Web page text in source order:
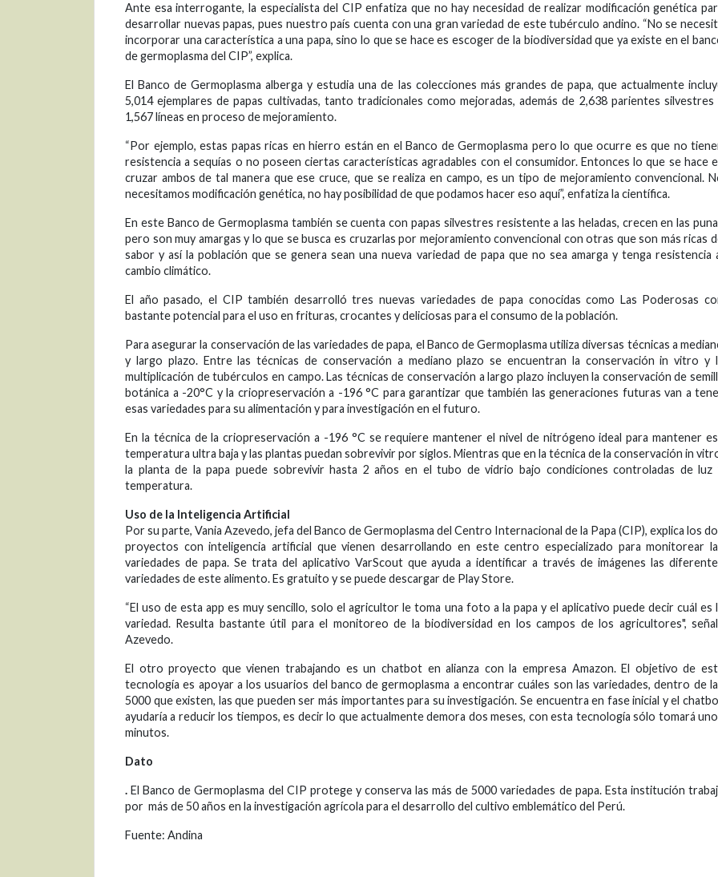
Ante esa interrogante, la especialista del CIP enfatiza que no hay necesidad de realizar modificación genética
desarrollar nuevas papas, pues nuestro país cuenta con una gran variedad de este tubérculo andino. “No se
incorporar una característica a una papa, sino lo que se hace es escoger de la biodiversidad que ya existe en el
de germoplasma del CIP”, explica.
El Banco de Germoplasma alberga y estudia una de las colecciones más grandes de papa, que actualmente
5,014 ejemplares de papas cultivadas, tanto tradicionales como mejoradas, además de 2,638 parientes silvestres
1,567 líneas en proceso de mejoramiento.
“Por ejemplo, estas papas ricas en hierro están en el Banco de Germoplasma pero lo que ocurre es que no
resistencia a sequías o no poseen ciertas características agradables con el consumidor. Entonces lo que se hace
cruzar ambos de tal manera que ese cruce, que se realiza en campo, es un tipo de mejoramiento convencional.
necesitamos modificación genética, no hay posibilidad de que podamos hacer eso aquí”, enfatiza la científica.
En este Banco de Germoplasma también se cuenta con papas silvestres resistente a las heladas, crecen en las
pero son muy amargas y lo que se busca es cruzarlas por mejoramiento convencional con otras que son más ricas
sabor y así la población que se genera sean una nueva variedad de papa que no sea amarga y tenga resistencia
cambio climático.
El año pasado, el CIP también desarrolló tres nuevas variedades de papa conocidas como Las Poderosas
bastante potencial para el uso en frituras, crocantes y deliciosas para el consumo de la población.
Para asegurar la conservación de las variedades de papa, el Banco de Germoplasma utiliza diversas técnicas a
y largo plazo. Entre las técnicas de conservación a mediano plazo se encuentran la conservación in vitro y
multiplicación de tubérculos en campo. Las técnicas de conservación a largo plazo incluyen la conservación de
botánica a -20°C y la criopreservación a -196 °C para garantizar que también las generaciones futuras van a
esas variedades para su alimentación y para investigación en el futuro.
En la técnica de la criopreservación a -196 °C se requiere mantener el nivel de nitrógeno ideal para mantener
temperatura ultra baja y las plantas puedan sobrevivir por siglos. Mientras que en la técnica de la conservación in
la planta de la papa puede sobrevivir hasta 2 años en el tubo de vidrio bajo condiciones controladas de luz
temperatura.
Uso de la Inteligencia Artificial
Por su parte, Vania Azevedo, jefa del Banco de Germoplasma del Centro Internacional de la Papa (CIP), explica los
proyectos con inteligencia artificial que vienen desarrollando en este centro especializado para monitorear
variedades de papa. Se trata del aplicativo VarScout que ayuda a identificar a través de imágenes las
variedades de este alimento. Es gratuito y se puede descargar de Play Store.
“El uso de esta app es muy sencillo, solo el agricultor le toma una foto a la papa y el aplicativo puede decir cuál es
variedad. Resulta bastante útil para el monitoreo de la biodiversidad en los campos de los agricultores",
Azevedo.
El otro proyecto que vienen trabajando es un chatbot en alianza con la empresa Amazon. El objetivo de
tecnología es apoyar a los usuarios del banco de germoplasma a encontrar cuáles son las variedades, dentro de
5000 que existen, las que pueden ser más importantes para su investigación. Se encuentra en fase inicial y el
ayudaría a reducir los tiempos, es decir lo que actualmente demora dos meses, con esta tecnología sólo tomará
minutos.
Dato
. El Banco de Germoplasma del CIP protege y conserva las más de 5000 variedades de papa. Esta institución
por más de 50 años en la investigación agrícola para el desarrollo del cultivo emblemático del Perú.
Fuente: Andina